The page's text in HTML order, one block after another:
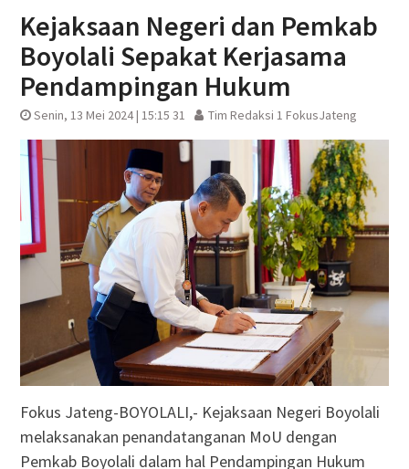
Kejaksaan Negeri dan Pemkab
Boyolali Sepakat Kerjasama
Pendampingan Hukum
Senin, 13 Mei 2024 | 15:15 31 Tim Redaksi 1 FokusJateng
Fokus Jateng-BOYOLALI,- Kejaksaan Negeri Boyolali
melaksanakan penandatanganan MoU dengan
Pemkab Boyolali dalam hal Pendampingan Hukum